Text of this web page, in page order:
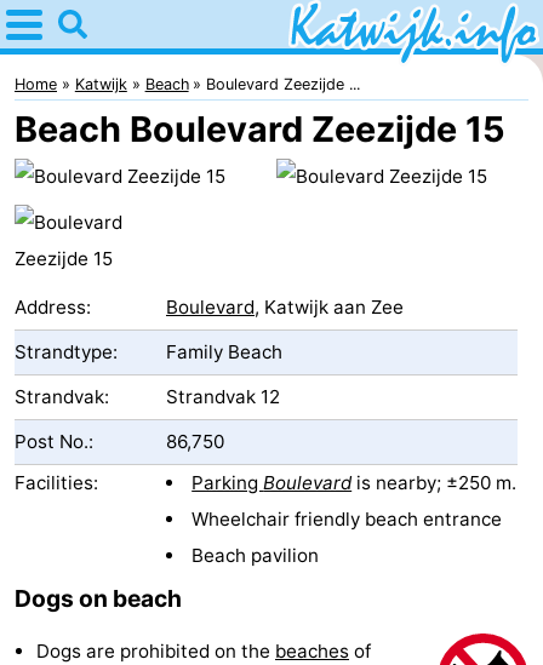
Home
Katwijk
Tips
For
Spend
the
night
Apartments
Campsites
Cottages
-
Home Katwijk Beach Boulevard Zeezijde ...
Beach Boulevard Zeezijde 15
Address: Boulevard, Katwijk aan Zee
Strandtype:
Family Beach
Strandvak:
Strandvak 12
Post No.:
86,750
Facilities:
ParkingBoulevardis nearby; ±250 m.
Wheelchair friendly beach entrance
Beach pavilion
Dogs on beach
Dogs are prohibited on the beaches of